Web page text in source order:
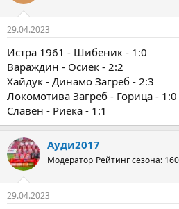
29.04.2023
Истра 1961 - Шибеник - 1:0
Вараждин - Осиек - 2:2
Хайдук - Динамо Загреб - 2:3
Локомотива Загреб - Горица - 1:0
Славен - Риека - 1:1
Ауди2017
Модератор Рейтинг сезона: 160
29.04.2023